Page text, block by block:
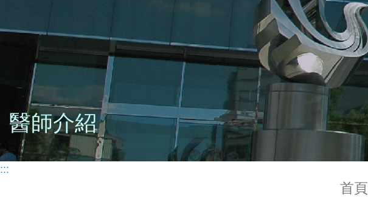
醫師介紹
:::
首頁